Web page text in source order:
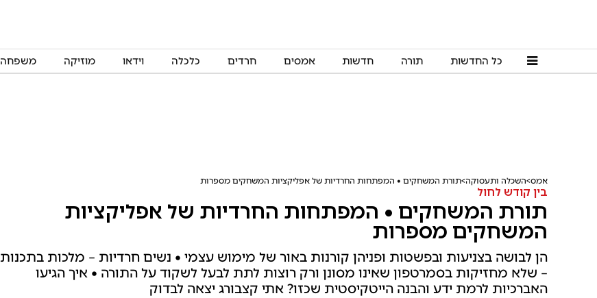
כל החדשות תורה חדשות אמסים חרדים כלכלה וידאו מוזיקה משפחה
אמס השכלה ותעסוקה תורת המשחקים • המפתחות החרדיות של אפליקציות המשחקים מספרות
בין קודש לחול
תורת המשחקים • המפתחות החרדיות של אפליקציות
המשחקים מספרות
הן לבושה בצניעות ובפשטות ופניהן קורנות באור של מימוש עצמי • נשים חרדיות – מלכות בתכנות
– שלא מחזיקות בסמרטפון שאינו מסונן ורק רוצות לתת לבעל לשקוד על התורה • איך הגיעו
האברכיות לרמת ידע והבנה הייטקיסטית שכזו? אתי קצבורג יצאה לבדוק